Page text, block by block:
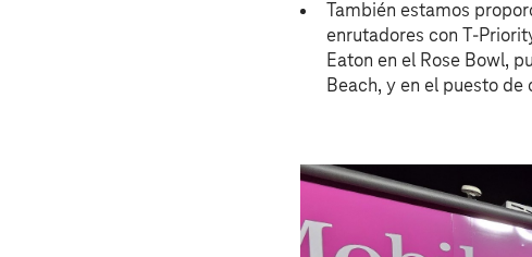
También estamos
enrutadores con T-
Eaton en el Rose Bowl,
Beach, y en el puesto de